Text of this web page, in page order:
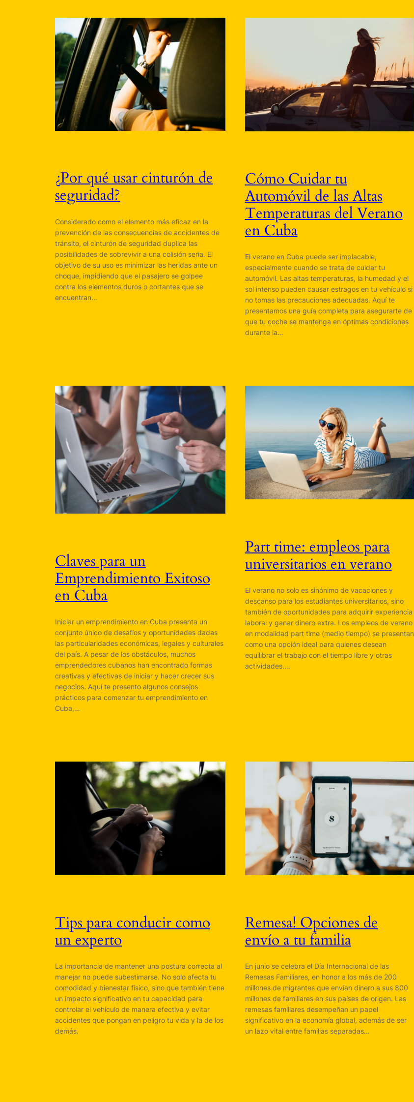
¿Por qué usar cinturón de
seguridad?
Considerado como el elemento más eficaz en la
prevención de las consecuencias de accidentes de
tránsito, el cinturón de seguridad duplica las
posibilidades de sobrevivir a una colisión seria. El
objetivo de su uso es minimizar las heridas ante un
choque, impidiendo que el pasajero se golpee
contra los elementos duros o cortantes que se
encuentran…
Cómo Cuidar tu
Automóvil de las Altas
Temperaturas del Verano
en Cuba
El verano en Cuba puede ser implacable,
especialmente cuando se trata de cuidar tu
automóvil. Las altas temperaturas, la humedad y el
sol intenso pueden causar estragos en tu vehículo si
no tomas las precauciones adecuadas. Aquí te
presentamos una guía completa para asegurarte de
que tu coche se mantenga en óptimas condiciones
durante la…
Claves para un
Emprendimiento Exitoso
en Cuba
Iniciar un emprendimiento en Cuba presenta un
conjunto único de desafíos y oportunidades dadas
las particularidades económicas, legales y culturales
del país. A pesar de los obstáculos, muchos
emprendedores cubanos han encontrado formas
creativas y efectivas de iniciar y hacer crecer sus
negocios. Aquí te presento algunos consejos
prácticos para comenzar tu emprendimiento en
Cuba,…
Part time: empleos para
universitarios en verano
El verano no solo es sinónimo de vacaciones y
descanso para los estudiantes universitarios, sino
también de oportunidades para adquirir experiencia
laboral y ganar dinero extra. Los empleos de verano
en modalidad part time (medio tiempo) se presentan
como una opción ideal para quienes desean
equilibrar el trabajo con el tiempo libre y otras
actividades.…
Tips para conducir como
un experto
La importancia de mantener una postura correcta al
manejar no puede subestimarse. No solo afecta tu
comodidad y bienestar físico, sino que también tiene
un impacto significativo en tu capacidad para
controlar el vehículo de manera efectiva y evitar
accidentes que pongan en peligro tu vida y la de los
demás.
Remesa! Opciones de
envío a tu familia
En junio se celebra el Día Internacional de las
Remesas Familiares, en honor a los más de 200
millones de migrantes que envían dinero a sus 800
millones de familiares en sus países de origen. Las
remesas familiares desempeñan un papel
significativo en la economía global, además de ser
un lazo vital entre familias separadas…